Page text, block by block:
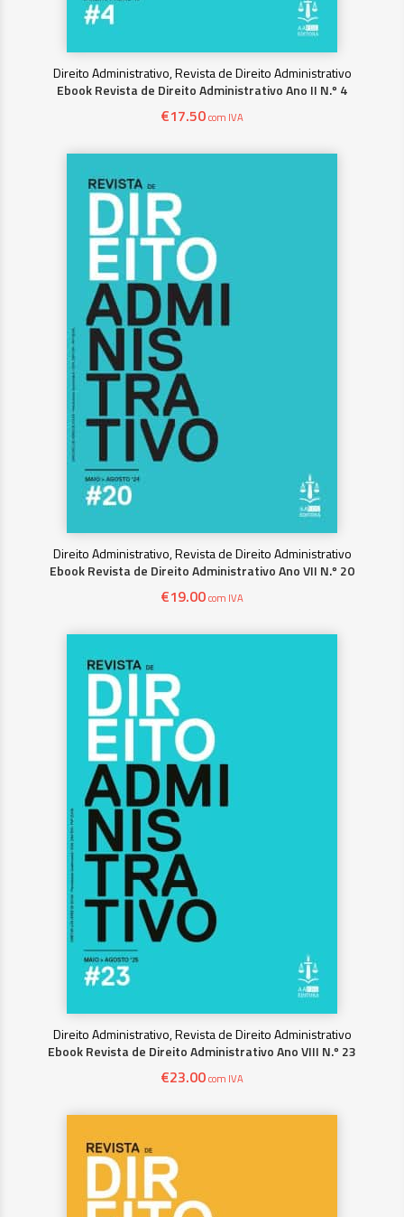
Direito Administrativo, Revista de Direito Administrativo
Ebook Revista de Direito Administrativo Ano II N.º 4
€17.50com IVA
Direito Administrativo, Revista de Direito Administrativo
Ebook Revista de Direito Administrativo Ano VII N.º 20
€19.00com IVA
Direito Administrativo, Revista de Direito Administrativo
Ebook Revista de Direito Administrativo Ano VIII N.º 23
€23.00com IVA